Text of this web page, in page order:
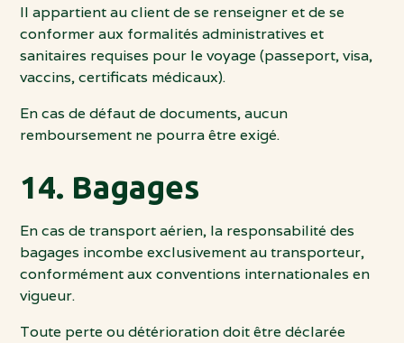
Il appartient au client de se renseigner et de se
conformer aux formalités administratives et
sanitaires requises pour le voyage (passeport, visa,
vaccins, certificats médicaux).
En cas de défaut de documents, aucun
remboursement ne pourra être exigé.
14. Bagages
En cas de transport aérien, la responsabilité des
bagages incombe exclusivement au transporteur,
conformément aux conventions internationales en
vigueur.
Toute perte ou détérioration doit être déclarée